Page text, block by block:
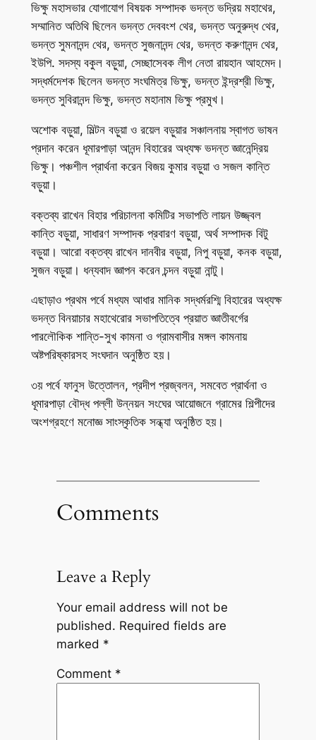
ভিক্ষু মহাসভার যোগাযোগ বিষয়ক সম্পাদক ভদন্ত ভদ্রিয় মহাথের,
সম্মানিত অতিথি ছিলেন ভদন্ত দেববংশ থের, ভদন্ত অনুরুদ্ধ থের,
ভদন্ত সুমনানন্দ থের, ভদন্ত সুজনানন্দ থের, ভদন্ত করুণানন্দ থের,
ইউপি. সদস্য বকুল বড়ুয়া, সেচ্ছাসেবক লীগ নেতা রায়হান আহমেদ।
সদ্ধর্মদেশক ছিলেন ভদন্ত সংঘমিত্র ভিক্ষু, ভদন্ত ইন্দ্রশ্রী ভিক্ষু,
ভদন্ত সুবিরানন্দ ভিক্ষু, ভদন্ত মহানাম ভিক্ষু প্রমুখ।
অশোক বড়ুয়া, মিল্টন বড়ুয়া ও রয়েল বড়ুয়ার সঞ্চালনায় স্বাগত ভাষন
প্রদান করেন ধূমারপাড়া আনন্দ বিহারের অধ্যক্ষ ভদন্ত জ্ঞানেন্দ্রিয়
ভিক্ষু। পঞ্চশীল প্রার্থনা করেন বিজয় কুমার বড়ুয়া ও সজল কান্তি
বড়ুয়া।
বক্তব্য রাখেন বিহার পরিচালনা কমিটির সভাপতি লায়ন উজ্জ্বল
কান্তি বড়ুয়া, সাধারণ সম্পাদক প্রবারণ বড়ুয়া, অর্থ সম্পাদক বিটু
বড়ুয়া। আরো বক্তব্য রাখেন দানবীর বড়ুয়া, নিপু বড়ুয়া, কনক বড়ুয়া,
সুজন বড়ুয়া। ধন্যবাদ জ্ঞাপন করেন চন্দন বড়ুয়া নান্টু।
এছাড়াও প্রথম পর্বে মধ্যম আধার মানিক সদ্ধর্মরশ্মি বিহারের অধ্যক্ষ
ভদন্ত বিনয়াচার মহাথেরোর সভাপতিত্বে প্রয়াত জ্ঞাতীবর্গের
পারলৌকিক শান্তি-সুখ কামনা ও গ্রামবাসীর মঙ্গল কামনায়
অষ্টপরিষ্কারসহ সংঘদান অনুষ্ঠিত হয়।
৩য় পর্বে ফানুস উত্তোলন, প্রদীপ প্রজ্বলন, সমবেত প্রার্থনা ও
ধূমারপাড়া বৌদ্ধ পল্লী উন্নয়ন সংঘের আয়োজনে গ্রামের শিল্পীদের
অংশগ্রহণে মনোজ্ঞ সাংস্কৃতিক সন্ধ্যা অনুষ্ঠিত হয়।
Comments
Leave a Reply
Your email address will not be
published. Required fields are
marked *
Comment *